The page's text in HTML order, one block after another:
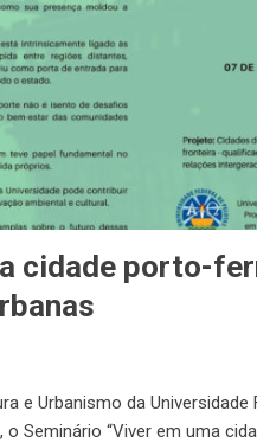
cidade porto-
e Urbanismo da Universidade
Seminário “Viver em uma